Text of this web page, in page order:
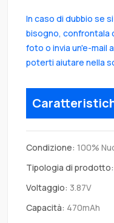
In caso di dubbio se
bisogno, confrontala
foto o invia un'e-mail
poterti aiutare nella
Condizione: 100%
Tipologia di prodotto:
Voltaggio: 3.87V
Capacità: 470mAh